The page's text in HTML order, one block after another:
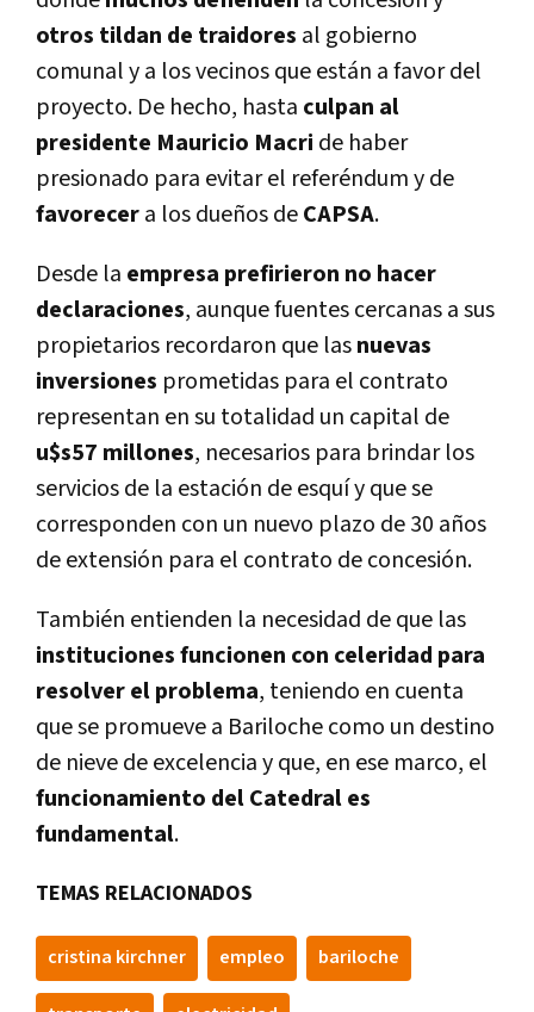
otros tildan de traidores al gobierno
comunal y a los vecinos que están a favor del
proyecto. De hecho, hasta culpan al
presidente Mauricio Macri de haber
presionado para evitar el referéndum y de
favorecera los dueños deCAPSA.
Desde la empresa prefirieron no hacer
declaraciones, aunque fuentes cercanas a sus
propietarios recordaron que lasnuevas
inversiones prometidas para el contrato
representan en su totalidad un capital de
u$s57 millones, necesarios para brindar los
servicios de la estación de esquí­ y que se
corresponden con un nuevo plazo de 30 años
de extensión para el contrato de concesión.
También entienden la necesidad de que las
instituciones funcionen con celeridad para
resolver el problema, teniendo en cuenta
que se promueve a Bariloche como un destino
de nieve de excelencia y que, en ese marco, el
funcionamiento del Catedral es
fundamental.
TEMAS RELACIONADOS
cristina kirchner empleo bariloche